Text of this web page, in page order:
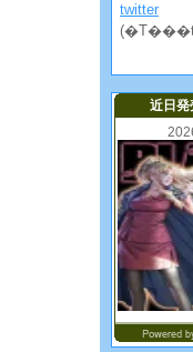
twitter
近日発